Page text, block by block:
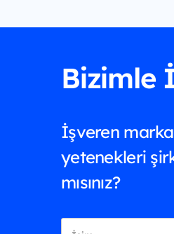
Bizimle
İşveren
yetenekleri
mısınız?